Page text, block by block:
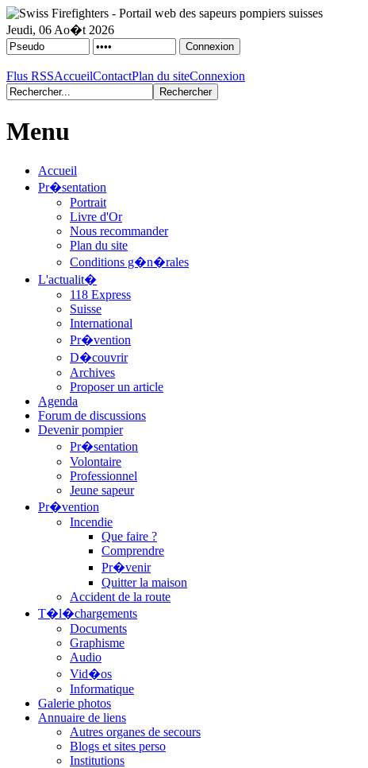
Jeudi, 06 Ao�t 2026
Flus RSSAccueilContactPlan du siteConnexion
Menu
Accueil
Pr�sentation
Portrait
Livre d'Or
Nous recommander
Plan du site
Conditions g�n�rales
L'actualit�
118 Express
Suisse
International
Pr�vention
D�couvrir
Archives
Proposer un article
Agenda
Forum de discussions
Devenir pompier
Pr�sentation
Volontaire
Professionnel
Jeune sapeur
Pr�vention
Incendie
Que faire ?
Comprendre
Pr�venir
Quitter la maison
Accident de la route
T�l�chargements
Documents
Graphisme
Audio
Vid�os
Informatique
Galerie photos
Annuaire de liens
Autres organes de secours
Blogs et sites perso
Institutions